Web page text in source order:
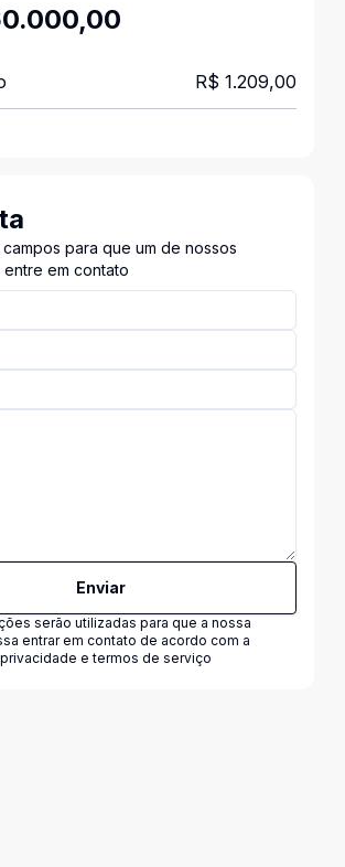
R$ 1.209,00
para que um de nossos
em contato
Enviar
serão utilizadas para que a nossa
entrar em contato de acordo com a
e termos de serviço